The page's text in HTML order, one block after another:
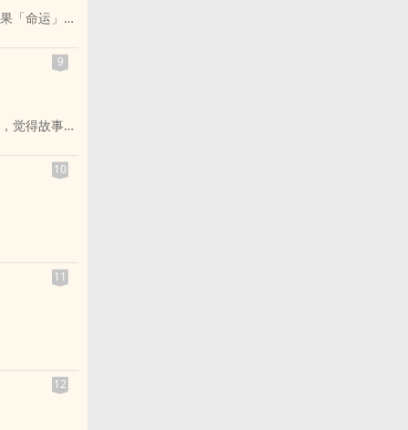
「命运」是
请你与奈特
9
觉得故事焦
迎在下方留
人倾诉。
。一群好
的角色，在
。
要上线，与
10
有潜藏的危
11
12